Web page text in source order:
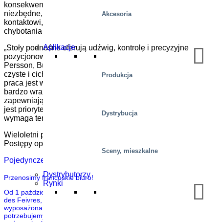
Akcesoria
Aplikacje
Produkcja
Dystrybucja
Sceny, mieszkalne
Dystrybutorzy
Rynki
konsekwentnie na całej powierzchni płótna. Jest to również
niezbędne, aby zapobiec jakiemukolwiek fizycznemu
kontaktowi, który mógłby uszkodzić obraz. Ten 1 mm
chybotania naprawdę może być katastrofą.
„Stoły podnośne oferują udźwig, kontrolę i precyzyjne
pozycjonowanie, których wymagają skanery” – mówi Niklas
Persson, Business Engineer Manager w VPG. „Są również
czyste i ciche w działaniu. Ma to kluczowe znaczenie, gdy
praca jest wykonywana nie tylko publicznie, ale także w
bardzo wrażliwym środowisku w Rijksmuseum. I oczywiście
zapewniają bezpieczne środowisko pracy dla personelu, co
jest priorytetem, gdy pracują na wysokościach, których
wymaga ten obraz „.
Wieloletni projekt jest realizowany na widoku publicznym.
Postępy operacji Night Watch można również śledzić
Pojedyncze nożyce Marco M4
Przenosimy francuskie biuro!
Od 1 października 2019 r. naszym nowym adresem będzie: 27 rue
des Feivres, Actipôle 57070 – Metz Francja Nasza dobrze
wyposażona nowa siedziba zapewnia przestrzeń, której
potrzebujemy, aby lepiej służyć klientom. „Przeprowadzka jest